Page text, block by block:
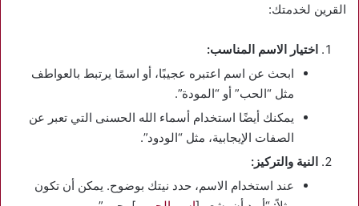
القرين لخدمتك:
اختيار الاسم المناسب:
ابحث عن اسم اعتبره عجيبًا، أو اسمًا يرتبط بالعواطف
مثل “الحب” أو “المودة”.
يمكنك أيضًا استخدام أسماء الله الحسنى التي تعبر عن
الصفات الإيجابية، مثل “الودود”.
النية والتركيز:
عند استخدام الاسم، حدد نيتك بوضوح. يمكن أن تكون